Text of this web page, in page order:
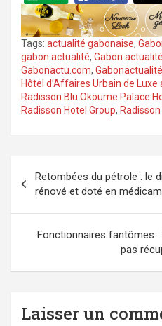
Tags: actualité gabonaise,
gabon actualité, Gabon
Gabonactu.com, Gabonactualité
Hôtel d’Affaires Urbain de Luxe
Radisson Blu Okoume Palace
Radisson Hotel Group,
de
l’article
Retombées du pétrole : le
rénové et doté en
Fonctionnaires fantômes :
pas
Laisser un